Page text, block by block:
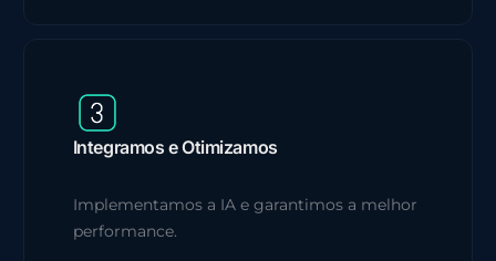
Integramos e Otimizamos
Implementamos a IA e garantimos a melhor
performance.